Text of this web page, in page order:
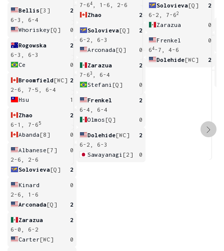
Bellis [3]
2
6-3, 6-4
Whoriskey [Q] 0
Rogowska
2
6-3, 6-3
Ce
0
Broomfield[WC] 2
2-6, 7-5, 6-4
Hsu
1
Zhao
2
6-1, 7-6 5
Abanda [8] 0
Albanese [7]
0
2-6, 2-6
Solovieva[Q] 2
Kinard
0
2-6, 1-6
Arconada[Q] 2
Zarazua
2
6-0, 6-2
Carter[WC] 0
7-64
, 1-6, 2-6
Zhao
2
Solovieva[Q]
2
6-2, 6-3
Arconada [Q] 0
Zarazua
2
7-63
, 6-4
Stefani [Q] 0
Frenkel
2
6-4, 6-4
Olmos [Q] 0
Dolehide[WC]
2
6-2, 6-3
Sawayanagi [2] 0
Solovieva[Q]
2
6-2, 7-62
Zarazua 0
Frenkel
0
64-7, 4-6
Dolehide[WC] 2